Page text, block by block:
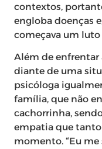
contextos,
engloba doenças
começava um
Além de enfrentar
diante de uma
psicóloga
família, que não
cachorrinha,
empatia que tanto
momento. “Eu